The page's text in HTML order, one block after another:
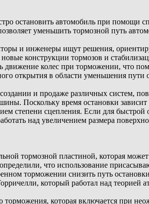
остановить автомобиль при помощи
уменьшить тормозной путь
и инженеры ищут решения,
конструкции тормозов и
колес при торможении, что
открытия в области уменьшения пути
и продаже различных систем,
Поскольку время остановки зависит
степени сцепления. Если для
над увеличением размера
тормозной пластиной, которая
что использование
торможении снизить путь
который работал над теорией
которая включается при